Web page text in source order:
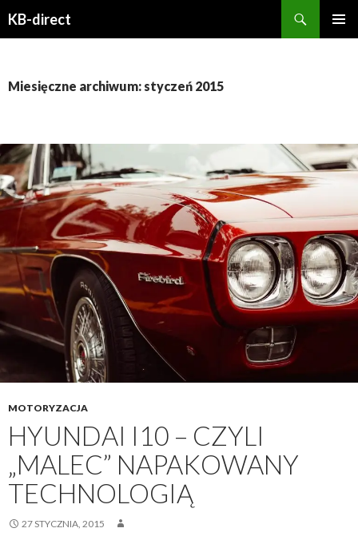
KB-direct
Miesięczne archiwum: styczeń 2015
MOTORYZACJA
HYUNDAI I10 – CZYLI
„MALEC” NAPAKOWANY
TECHNOLOGIĄ
27 STYCZNIA, 2015